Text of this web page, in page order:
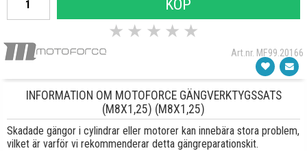
KÖP
★ ★ ★ ★ ★
Art.nr. MF99.20166
INFORMATION OM MOTOFORCE GÄNGVERKTYGSSATS
(M8X1,25) (M8X1,25)
Skadade gängor i cylindrar eller motorer kan innebära stora problem,
vilket är varför vi rekommenderar detta gängreparationskit.